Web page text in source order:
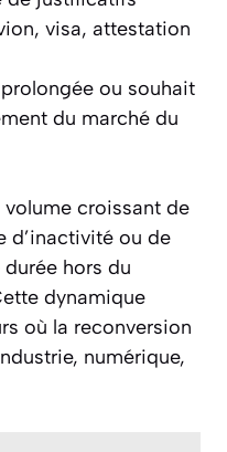
visa, attestation
ou souhait
du marché du
croissant de
d’inactivité ou de
hors du
dynamique
où la reconversion
numérique,